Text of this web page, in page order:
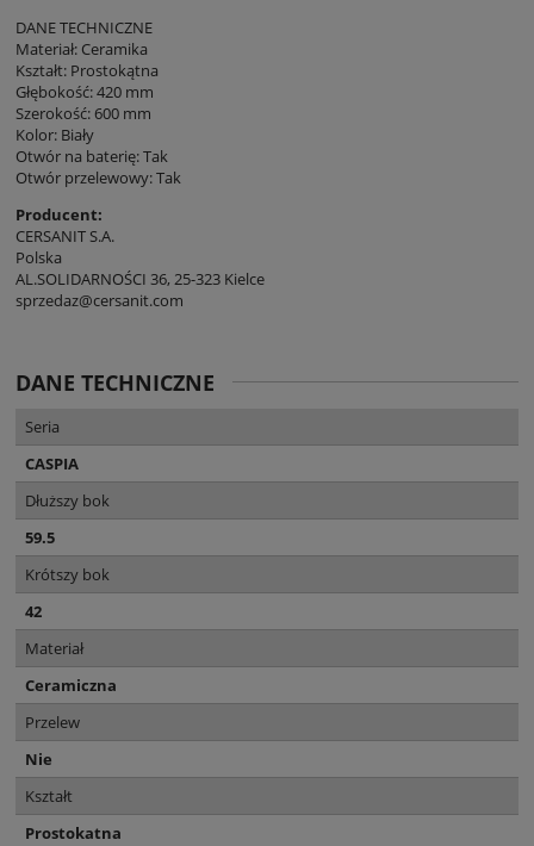
DANE TECHNICZNE
Materiał: Ceramika
Kształt: Prostokątna
Głębokość: 420 mm
Szerokość: 600 mm
Kolor: Biały
Otwór na baterię: Tak
Otwór przelewowy: Tak
Producent:
CERSANIT S.A.
Polska
AL.SOLIDARNOŚCI 36, 25-323 Kielce
sprzedaz@cersanit.com
DANE TECHNICZNE
Seria
CASPIA
Dłuższy bok
59.5
Krótszy bok
42
Materiał
Ceramiczna
Przelew
Nie
Kształt
Prostokatna